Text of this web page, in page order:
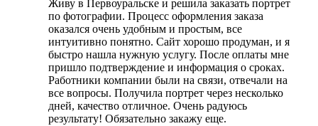
Живу в Первоуральске и решила заказать портрет
по фотографии. Процесс оформления заказа
оказался очень удобным и простым, все
интуитивно понятно. Сайт хорошо продуман, и я
быстро нашла нужную услугу. После оплаты мне
пришло подтверждение и информация о сроках.
Работники компании были на связи, отвечали на
все вопросы. Получила портрет через несколько
дней, качество отличное. Очень радуюсь
результату! Обязательно закажу еще.